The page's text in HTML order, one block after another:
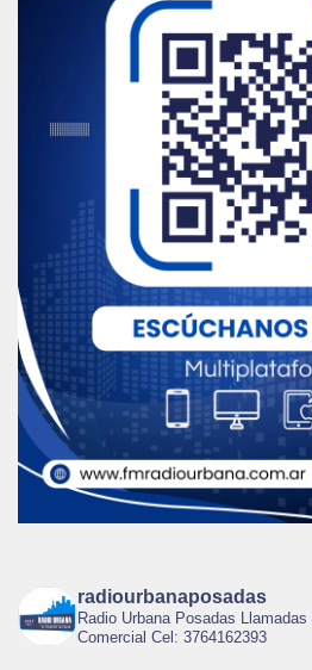
radiourbanaposadas
Radio Urbana Posadas
Comercial Cel: 3764162393